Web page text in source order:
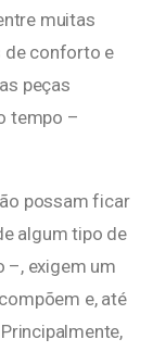
muitas
de conforto e
peças
tempo –
possam ficar
algum tipo de
–, exigem um
e, até